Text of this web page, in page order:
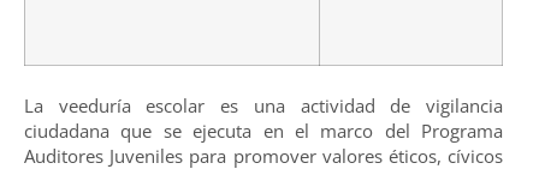
La veeduría escolar es una actividad de vigilancia
ciudadana que se ejecuta en el marco del Programa
Auditores Juveniles para promover valores éticos, cívicos